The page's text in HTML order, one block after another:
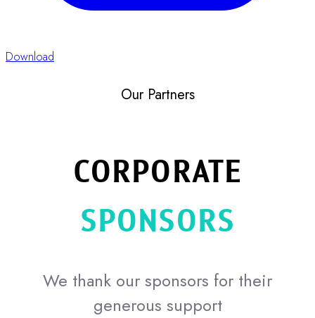
Download
Our Partners
CORPORATE
SPONSORS
We thank our sponsors for their
generous support